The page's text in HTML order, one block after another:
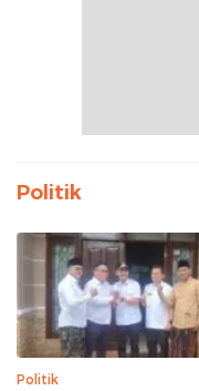
Politik
Politik